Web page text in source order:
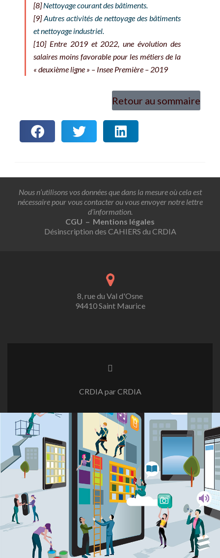
[8]Nettoyage courant des bâtiments.
[9]Autres activités de nettoyage des bâtiments
et nettoyage industriel.
[10] Entre 2019 et 2022, une évolution des
salaires moins favorable pour les métiers de la
« deuxième ligne » – Insee Première – 2019
Retour au sommaire
Nous n’utilisons vos données que dans la mesure où cela est
nécessaire pour vous contacter ou vous envoyer notre lettre
d’information.
CGU – Mentions légales
Désinscription des CAHIERS du CRDIA
8, rue du Val d'Osne
94410 Saint Maurice
CRDIA par CRDIA